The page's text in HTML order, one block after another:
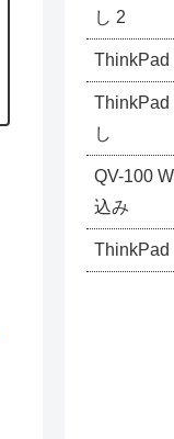
し 2
ThinkPad
ThinkPad
し
QV-100
込み
ThinkPad